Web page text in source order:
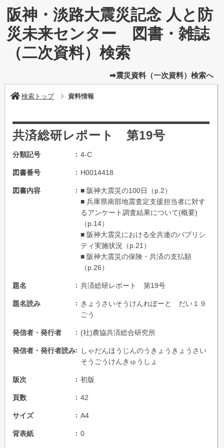
阪神・淡路大震災記念 人と防
災未来センター 図書・雑誌
（二次資料）検索
➡震災資料（一次資料）検索へ
検索トップ 資料情報
共済総研レポート 第19号
分類記号 4-C
図書番号 H0014418
図書内容
■ 阪神大震災の100日（p.2）
■ 兵庫県南部地震査定支援担当者に対す
るアンケート調査結果について(概要)
（p.14）
■ 阪神大震災における全共連のパブリシ
ティ実施状況（p.21）
■ 阪神大震災の保険・共済の支払額
（p.26）
題名 共済総研レポート 第19号
題名読み
きょうさいそうけんれぽーと だい１９
ごう
発信者・発行者 (社)農協共済総合研究所
発信者・発行者読み
しゃだんほうじんのうきょうきょうさい
そうごうけんきゅうしょ
版次 初版
頁数 42
サイズ A4
背表紙 0